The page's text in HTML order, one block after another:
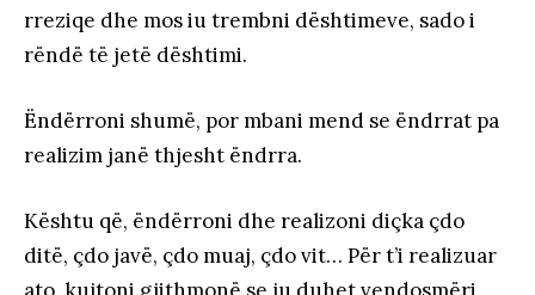
rreziqe dhe mos iu trembni dështimeve, sado i
rëndë të jetë dështimi.
Ëndërroni shumë, por mbani mend se ëndrrat pa
realizim janë thjesht ëndrra.
Kështu që, ëndërroni dhe realizoni diçka çdo
ditë, çdo javë, çdo muaj, çdo vit… Për t’i realizuar
ato, kujtoni gjithmonë se ju duhet vendosmëri